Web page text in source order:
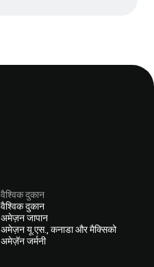
वैश्विक दुकान
वैश्विक दुकान
अमेज़न जापान
अमेज़न यू.एस., कनाडा और मैक्सिको
अमेज़ॅन जर्मनी